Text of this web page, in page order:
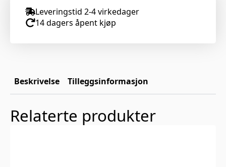
Leveringstid 2-4 virkedager
14 dagers åpent kjøp
Beskrivelse Tilleggsinformasjon
Relaterte produkter